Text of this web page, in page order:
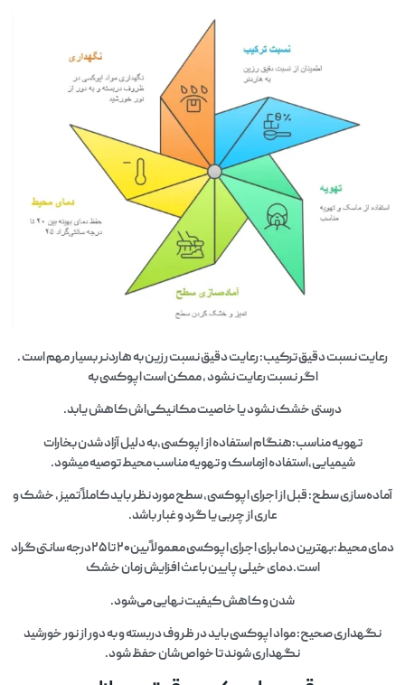
رعایت نسبت دقیق ترکیب: رعایت دقیق نسبت رزین به هاردنر بسیار مهم است .
اگر نسبت رعایت نشود ، ممکن است اپوکسی به‌
درستی خشک نشود یا خاصیت مکانیکی‌اش کاهش یابد.
تهویه مناسب:هنگام استفاده از اپوکسی،به دلیل آزاد شدن بخارات
شیمیایی،استفاده ازماسک و تهویه مناسب محیط توصیه میشود.
آماده‌سازی سطح: قبل از اجرای اپوکسی، سطح مورد نظر باید کاملاً تمیز، خشک و
عاری از چربی یا گرد و غبار باشد.
دمای محیط:بهترین دما برای اجرای اپوکسی معمولاً بین۲۰ تا ۲۵درجه سانتی‌گراد
است.دمای خیلی پایین باعث افزایش زمان خشک
شدن و کاهش کیفیت نهایی می‌شود.
نگهداری صحیح: مواد اپوکسی باید در ظروف دربسته و به دور از نور خورشید
نگهداری شوند تا خواص‌شان حفظ شود.